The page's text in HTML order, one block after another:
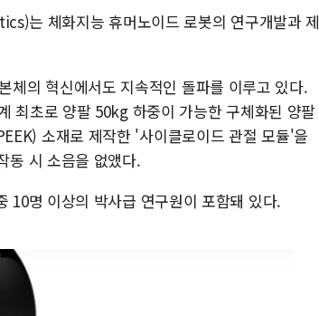
는 체화지능 휴머노이드 로봇의 연구개발과 제
체의 혁신에서도 지속적인 돌파를 이루고 있다.
최초로 양팔 50kg 하중이 가능한 구체화된 양팔
소재로 제작한 '사이클로이드 관절 모듈'을
동 시 소음을 없앴다.
10명 이상의 박사급 연구원이 포함돼 있다.